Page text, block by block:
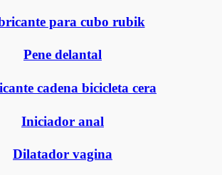
para cubo rubik
Pene delantal
cadena bicicleta cera
Iniciador anal
Dilatador vagina